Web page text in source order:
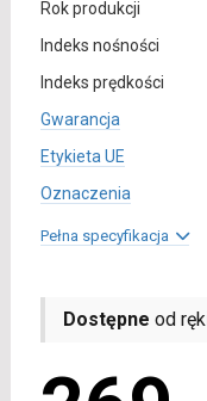
Rok produkcji
Indeks nośności
Indeks prędkości
Gwarancja
Etykieta UE
Oznaczenia
Pełna specyfikacja
Dostępne od